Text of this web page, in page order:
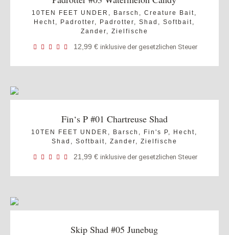
10TEN FEET UNDER Barsch ,Creature Bait
Hecht
Padrotter Padrotter ,Shad ,Softbait
Zander
Zielfische
12,99 € inklusive der gesetzlichen Steuer
Fin‘s P #01 Chartreuse Shad
10TEN FEET UNDER , Barsch , Fin's P, Hecht,
Shad , Softbait, Zander, Zielfische
21,99 € inklusive der gesetzlichen Steuer
Skip Shad #05 Junebug